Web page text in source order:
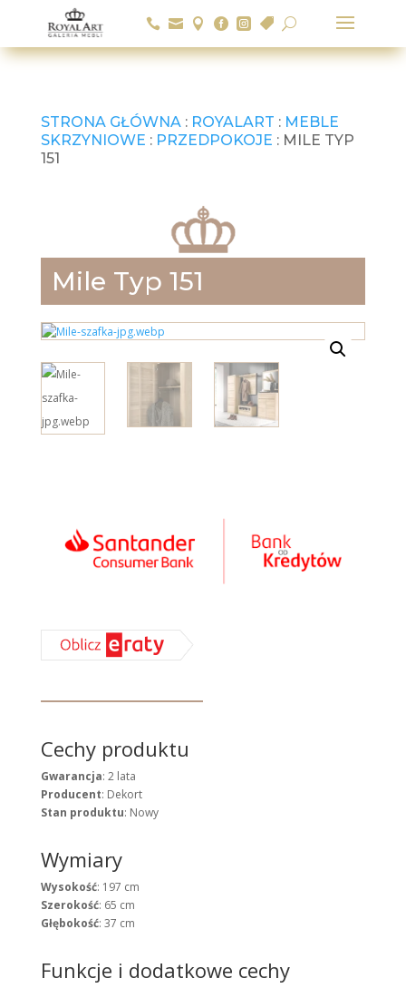
      U
STRONA GŁÓWNA: ROYALART : MEBLE
SKRZYNIOWE : PRZEDPOKOJE : MILE TYP
151
Mile Typ 151
Cechy produktu
Gwarancja: 2 lata
Producent: Dekort
Stan produktu: Nowy
Wymiary
Wysokość: 197 cm
Szerokość: 65 cm
Głębokość: 37 cm
Funkcje i dodatkowe cechy